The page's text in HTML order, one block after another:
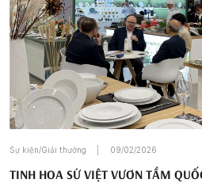
Sự kiện/Giải thưởng 09/02/2026
TINH HOA SỨ VIỆT VƯƠN TẦM